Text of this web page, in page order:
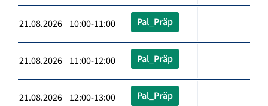
21.08.2026 10:00-11:00 Pal_Präp
21.08.2026 11:00-12:00 Pal_Präp
21.08.2026 12:00-13:00 Pal_Präp